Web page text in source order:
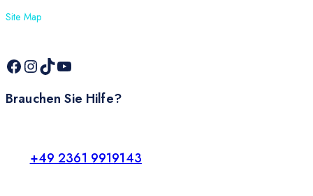
Site Map
Brauchen Sie Hilfe?
+49 2361 9919143